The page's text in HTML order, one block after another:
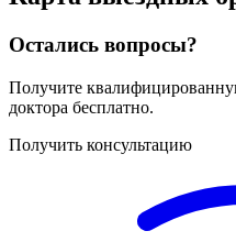
Остались вопросы?
Получите
доктора бесплатно.
Получить консультацию